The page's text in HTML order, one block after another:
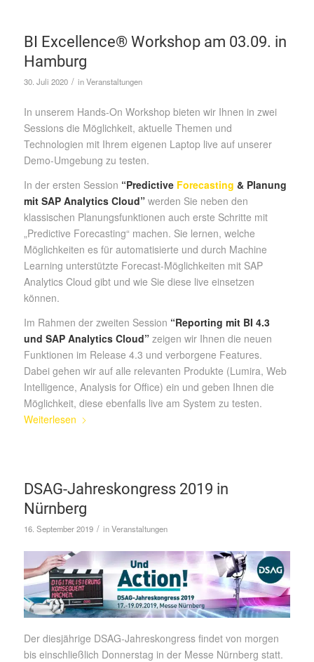
BI Excellence® Workshop am 03.09. in
Hamburg
30. Juli 2020 / inVeranstaltungen
In unserem Hands-On Workshop bieten wir Ihnen in zwei
Sessions die Möglichkeit, aktuelle Themen und
Technologien mit Ihrem eigenen Laptop live auf unserer
Demo-Umgebung zu testen.
In der ersten Session “Predictive Forecasting & Planung
mit SAP Analytics Cloud”werden Sie neben den
klassischen Planungsfunktionen auch erste Schritte mit
„Predictive Forecasting“ machen. Sie lernen, welche
Möglichkeiten es für automatisierte und durch Machine
Learning unterstützte Forecast-Möglichkeiten mit SAP
Analytics Cloud gibt und wie Sie diese live einsetzen
können.
Im Rahmen der zweiten Session “Reporting mit BI 4.3
und SAP Analytics Cloud”zeigen wir Ihnen die neuen
Funktionen im Release 4.3 und verborgene Features.
Dabei gehen wir auf alle relevanten Produkte (Lumira, Web
Intelligence, Analysis for Office) ein und geben Ihnen die
Möglichkeit, diese ebenfalls live am System zu testen.
Weiterlesen
DSAG-Jahreskongress 2019 in
Nürnberg
16. September 2019 / inVeranstaltungen
Der diesjährige DSAG-Jahreskongress findet von morgen
bis einschließlich Donnerstag in der Messe Nürnberg statt.